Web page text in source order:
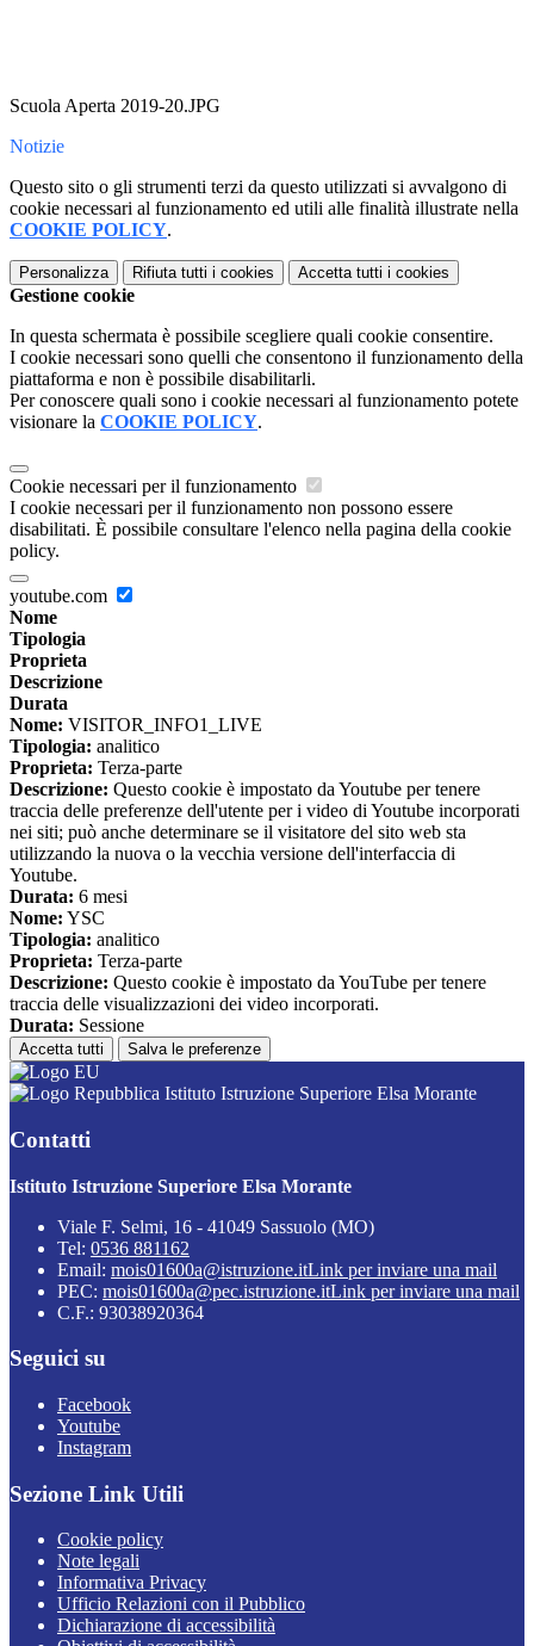
Scuola Aperta 2019-20.JPG
Notizie
Questo sito o gli strumenti terzi da questo utilizzati si avvalgono di
cookie necessari al funzionamento ed utili alle finalità illustrate nella
COOKIE POLICY.
Personalizza Rifiuta tutti i cookies Accetta tutti i cookies
Gestione cookie
In questa schermata è possibile scegliere quali cookie consentire.
I cookie necessari sono quelli che consentono il funzionamento della
piattaforma e non è possibile disabilitarli.
Per conoscere quali sono i cookie necessari al funzionamento potete
visionare la COOKIE POLICY.
Cookie necessari per il funzionamento
I cookie necessari per il funzionamento non possono essere
disabilitati. È possibile consultare l'elenco nella pagina della cookie
policy.
youtube.com
Nome
Tipologia
Proprieta
Descrizione
Durata
Nome: VISITOR_INFO1_LIVE
Tipologia: analitico
Proprieta: Terza-parte
Descrizione: Questo cookie è impostato da Youtube per tenere
traccia delle preferenze dell'utente per i video di Youtube incorporati
nei siti; può anche determinare se il visitatore del sito web sta
utilizzando la nuova o la vecchia versione dell'interfaccia di
Youtube.
Durata: 6 mesi
Nome: YSC
Tipologia: analitico
Proprieta: Terza-parte
Descrizione: Questo cookie è impostato da YouTube per tenere
traccia delle visualizzazioni dei video incorporati.
Durata: Sessione
Accetta tutti Salva le preferenze
Istituto Istruzione Superiore Elsa Morante
Contatti
Istituto Istruzione Superiore Elsa Morante
Viale F. Selmi, 16 - 41049 Sassuolo (MO)
Tel: 0536 881162
Email: mois01600a@istruzione.itLink per inviare una mail
PEC: mois01600a@pec.istruzione.itLink per inviare una mail
C.F.: 93038920364
Seguici su
Facebook
Youtube
Instagram
Sezione Link Utili
Cookie policy
Note legali
Informativa Privacy
Ufficio Relazioni con il Pubblico
Dichiarazione di accessibilità